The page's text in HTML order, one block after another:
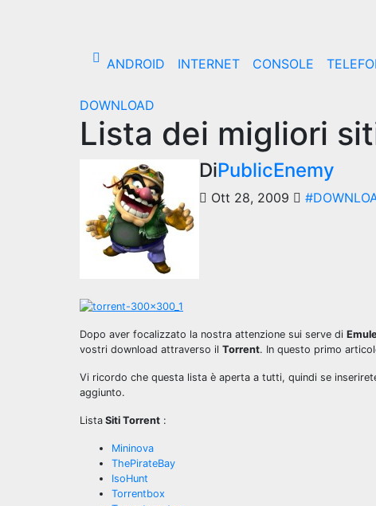
ANDROID
INTERNET CONSOLE
DOWNLOAD
Lista dei migliori
DiPublicEnemy
Ott 28, 2009
Dopo aver focalizzato la nostra attenzione sui serve di
vostri download attraverso il Torrent. In questo primo
Vi ricordo che questa lista è aperta a tutti, quindi se
aggiunto.
Lista Siti Torrent :
Mininova
ThePirateBay
IsoHunt
Torrentbox